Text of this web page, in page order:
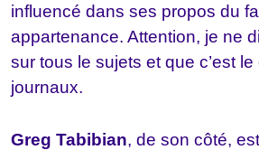
influencé dans ses propos du
appartenance. Attention, je ne
sur tous le sujets et que c’est
journaux.
Greg Tabibian, de son côté,